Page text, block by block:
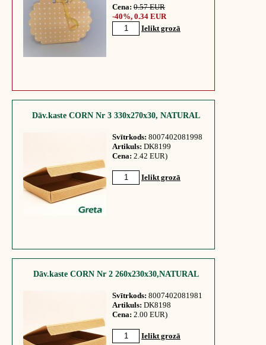
Cena: 0.57 EUR
-40%, 0.34 EUR
Ielikt grozā
Dāv.kaste CORN Nr 3 330x270x30, NATURAL
Svītrkods: 8007402081998
Artikuls: DK8199
Cena: 2.42 EUR)
Ielikt grozā
Dāv.kaste CORN Nr 2 260x230x30,NATURAL
Svītrkods: 8007402081981
Artikuls: DK8198
Cena: 2.00 EUR)
Ielikt grozā